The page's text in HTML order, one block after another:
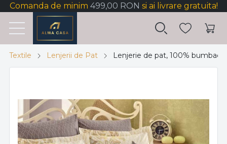
Comanda de minim 499,00 RON si ai livrare gratuita!
Textile Lenjerii de Pat Lenjerie de pat, 100% bumbac,